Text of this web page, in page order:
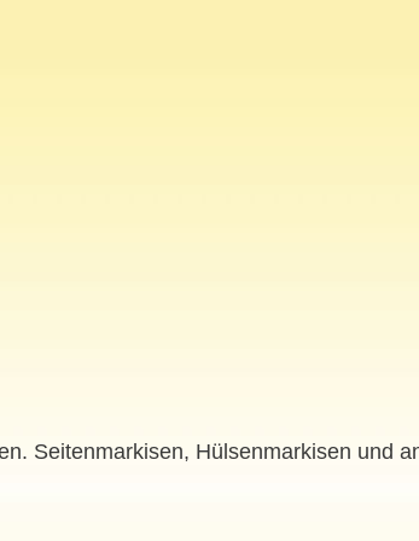
Seitenmarkisen, Hülsenmarkisen und